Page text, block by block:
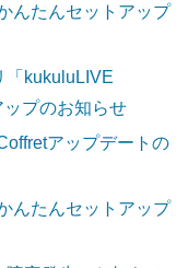
んたんセットアップ
「kukuluLIVE
プのお知らせ
アップデートの
んたんセットアップ